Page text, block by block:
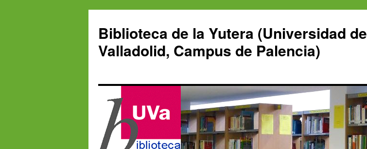
contenido
Biblioteca de la Yutera (Universidad de
Valladolid, Campus de Palencia)